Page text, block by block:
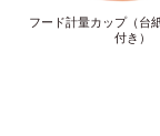
フード計量カップ（台
付き）